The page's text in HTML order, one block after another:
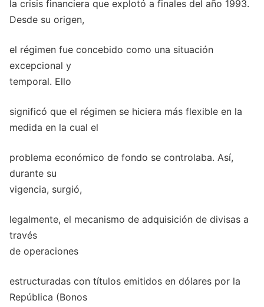
la crisis financiera que explotó a finales del año 1993.
Desde su origen,
el régimen fue concebido como una situación
excepcional y
temporal. Ello
significó que el régimen se hiciera más flexible en la
medida en la cual el
problema económico de fondo se controlaba. Así,
durante su
vigencia, surgió,
legalmente, el mecanismo de adquisición de divisas a
través
de operaciones
estructuradas con títulos emitidos en dólares por la
República (Bonos